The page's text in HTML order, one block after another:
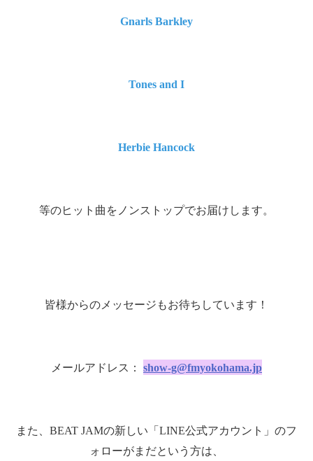
Gnarls Barkley
Tones and I
Herbie Hancock
等のヒット曲をノンストップでお届けします。
皆様からのメッセージもお待ちしています！
メールアドレス： show-g@fmyokohama.jp
また、 BEAT JAMの新しい「 LINE公式アカウント」のフ
ォローがまだという方は、